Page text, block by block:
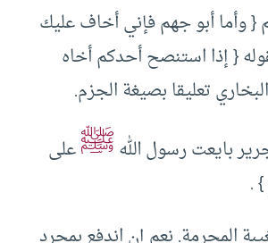
{ وأما أبو جهم فإني أخاف عليك
{ إذا استنصح أحدكم أخاه
تعليقا بصيغة الجزم.
بايعت رسول اللهﷺعلى
.